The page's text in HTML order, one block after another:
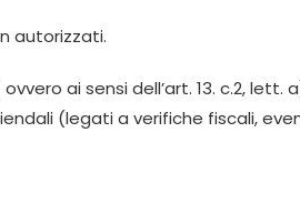
autorizzati.
ai sensi dell’art. 13. c.2, lett.
(legati a verifiche fiscali,